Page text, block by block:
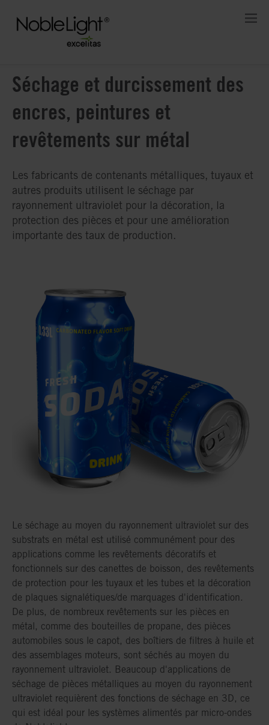
Séchage et durcissement des
encres, peintures et
revêtements sur métal
Les fabricants de contenants métalliques, tuyaux et
autres produits utilisent le séchage par
rayonnement ultraviolet pour la décoration, la
protection des pièces et pour une amélioration
importante des taux de production.
Le séchage au moyen du rayonnement ultraviolet sur des
substrats en métal est utilisé communément pour des
applications comme les revêtements décoratifs et
fonctionnels sur des canettes de boisson, des revêtements
de protection pour les tuyaux et les tubes et la décoration
de plaques signalétiques/de marquages d'identification.
De plus, de nombreux revêtements sur les pièces en
métal, comme des bouteilles de propane, des pièces
automobiles sous le capot, des boîtiers de filtres à huile et
des assemblages moteurs, sont séchés au moyen du
rayonnement ultraviolet. Beaucoup d'applications de
séchage de pièces métalliques au moyen du rayonnement
ultraviolet requièrent des fonctions de séchage en 3D, ce
qui est idéal pour les systèmes alimentés par micro-ondes